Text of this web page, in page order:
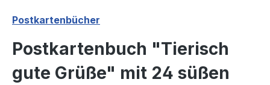
Postkartenbücher
Postkartenbuch "Tierisch
gute Grüße" mit 24 süßen